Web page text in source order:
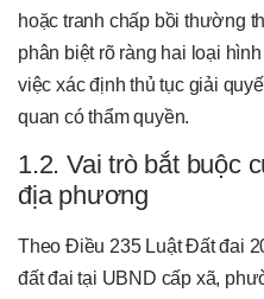
hoặc tranh chấp bồi thường
phân biệt rõ ràng hai loại
việc xác định thủ tục giải
quan có thẩm quyền.
1.2. Vai trò bắt buộc
địa phương
Theo Điều 235 Luật Đất đai
đất đai tại UBND cấp xã,